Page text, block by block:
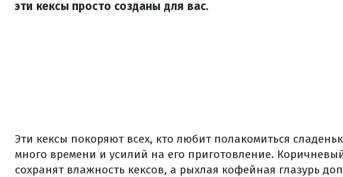
эти кексы просто созданы для вас.
Эти кексы покоряют всех, кто любит полакомиться
много времени и усилий на его приготовление.
сохранят влажность кексов, а рыхлая кофейная глазурь